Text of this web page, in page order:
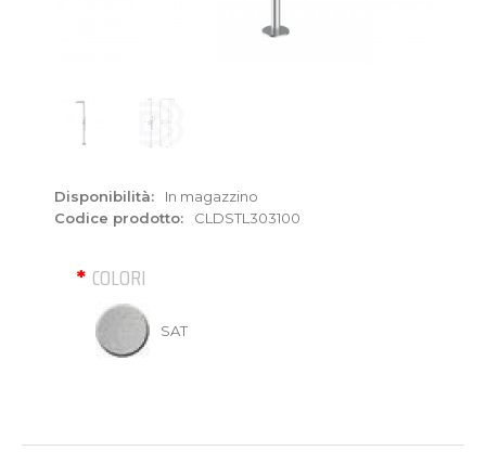
Disponibilità:
In magazzino
Codice prodotto:
CLDSTL303100
COLORI
SAT